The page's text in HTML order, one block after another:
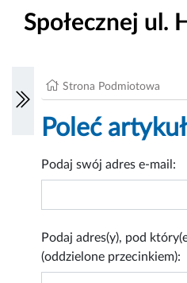
Społecznej ul.
Strona Podmiotowa
Poleć
Podaj swój adres e-mail:
Podaj adres(y), pod
(oddzielone przecinkiem):